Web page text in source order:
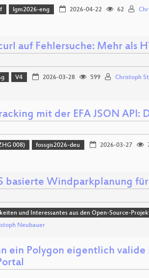
lgm2026-eng 2026-04-22 62
auf Fehlersuche: Mehr als
V4 2026-03-28 599 Christoph
mit der EFA JSON
008) fossgis2026-deu 2026-03-27
basierte Windparkplanung
und Interessantes aus den Open-Source-
Neubauer
ein Polygon eigentlich valide